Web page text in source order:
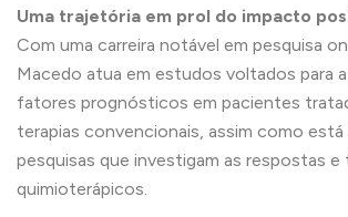
Uma trajetória em prol do impacto
Com uma carreira notável em pesquisa
Macedo atua em estudos voltados para
fatores prognósticos em pacientes
terapias convencionais, assim como
pesquisas que investigam as respostas e
quimioterápicos.